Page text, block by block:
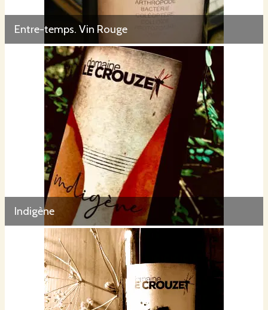
Entre-temps. Vin Rouge
Indigène